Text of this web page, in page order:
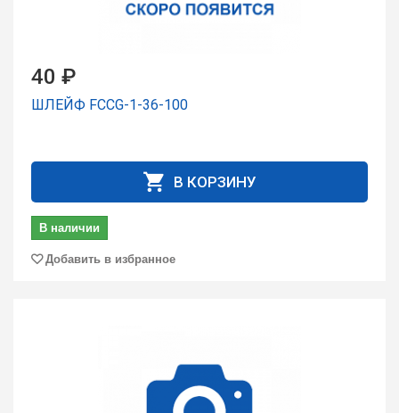
40 ₽
ШЛЕЙФ FCCG-1-36-100
В КОРЗИНУ
В наличии
Добавить в избранное